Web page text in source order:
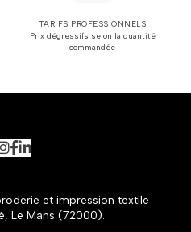
TARIFS PROFESSIONNELS
Prix dégressifs selon la quantité
commandée
et impression textile
Le Mans (72000).